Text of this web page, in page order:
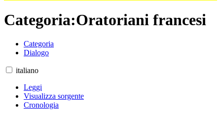
Categoria:Oratoriani francesi
Categoria
Dialogo
italiano
Leggi
Visualizza sorgente
Cronologia